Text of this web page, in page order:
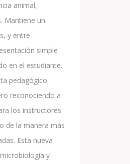
animal,
Mantiene un
y entre
simple
en el estudiante.
pedagógico.
reconociendo a
los instructores
de la manera más
Esta nueva
y